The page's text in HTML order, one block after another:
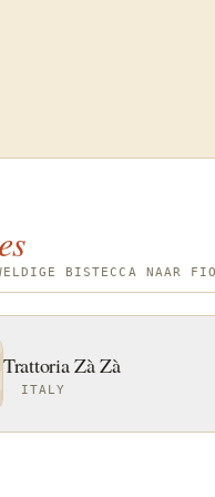
BISTECCA NAAR
Trattoria Zà Zà
ITALY